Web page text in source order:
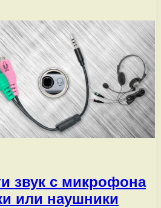
звук с микрофона
или наушники